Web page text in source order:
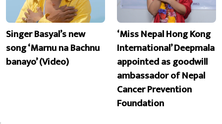
Singer Basyal’s new
song ‘Marnu na Bachnu
banayo’ (Video)
‘Miss Nepal Hong Kong
International’ Deepmala
appointed as goodwill
ambassador of Nepal
Cancer Prevention
Foundation